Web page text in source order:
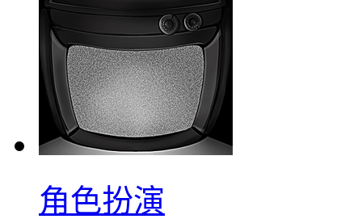
角色扮演